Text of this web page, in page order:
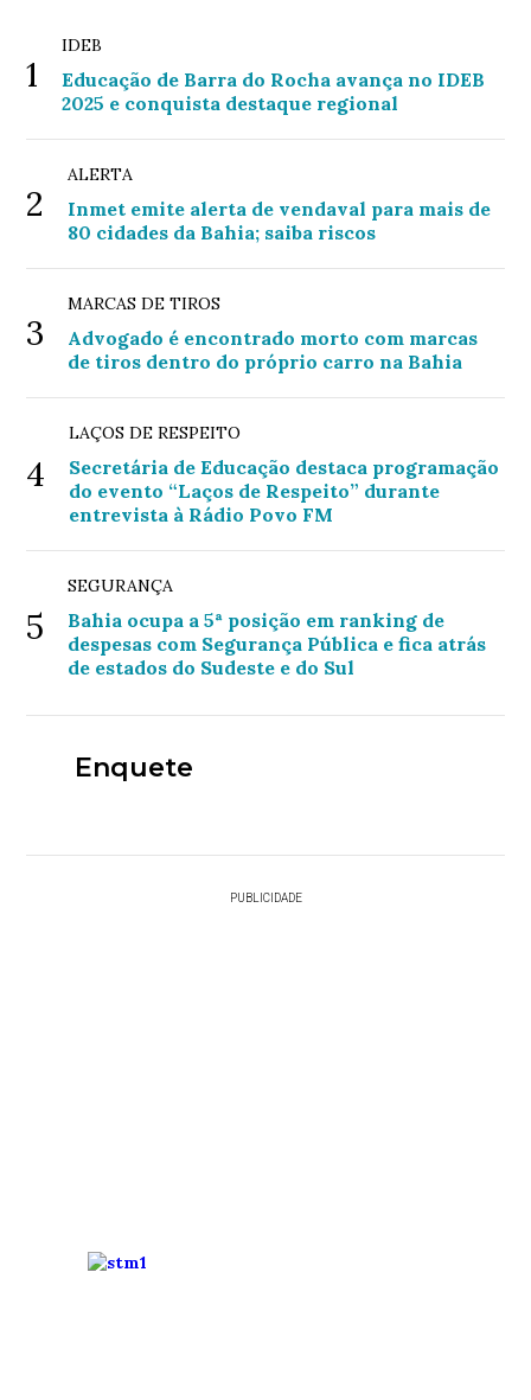
1
IDEB
Educação de Barra do Rocha avança no IDEB
2025 e conquista destaque regional
2
ALERTA
Inmet emite alerta de vendaval para mais de
80 cidades da Bahia; saiba riscos
3
MARCAS DE TIROS
Advogado é encontrado morto com marcas
de tiros dentro do próprio carro na Bahia
4
LAÇOS DE RESPEITO
Secretária de Educação destaca programação
do evento “Laços de Respeito” durante
entrevista à Rádio Povo FM
5
SEGURANÇA
Bahia ocupa a 5ª posição em ranking de
despesas com Segurança Pública e fica atrás
de estados do Sudeste e do Sul
Enquete
PUBLICIDADE